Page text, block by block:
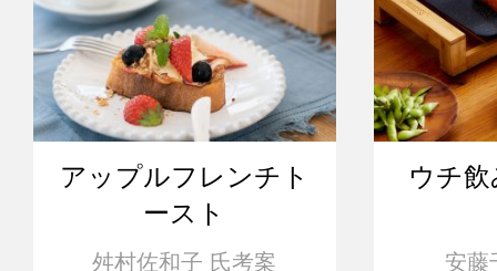
アップルフレンチト
ースト
舛村佐和子 氏考案
ウチ
安藤